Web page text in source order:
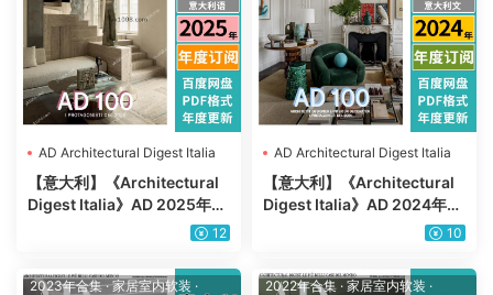
AD Architectural Digest Italia
【意大利】《Architectural
Digest Italia》AD 2025年合
集安邸意大利室内软装设计杂
12
AD Architectural Digest Italia
【意大利】《Architectural
Digest Italia》AD 2024年合
集安邸意大利室内软装设计杂
10
2023年合集·家居室内软装 ·
2022年合集 · 家居室内软装 ·